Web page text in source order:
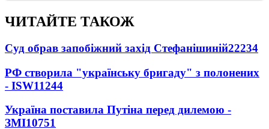
ЧИТАЙТЕ ТАКОЖ
Суд обрав запобіжний захід Стефанішиній22234
РФ створила "українську бригаду" з полонених
- ISW11244
Україна поставила Путіна перед дилемою -
ЗМІ10751